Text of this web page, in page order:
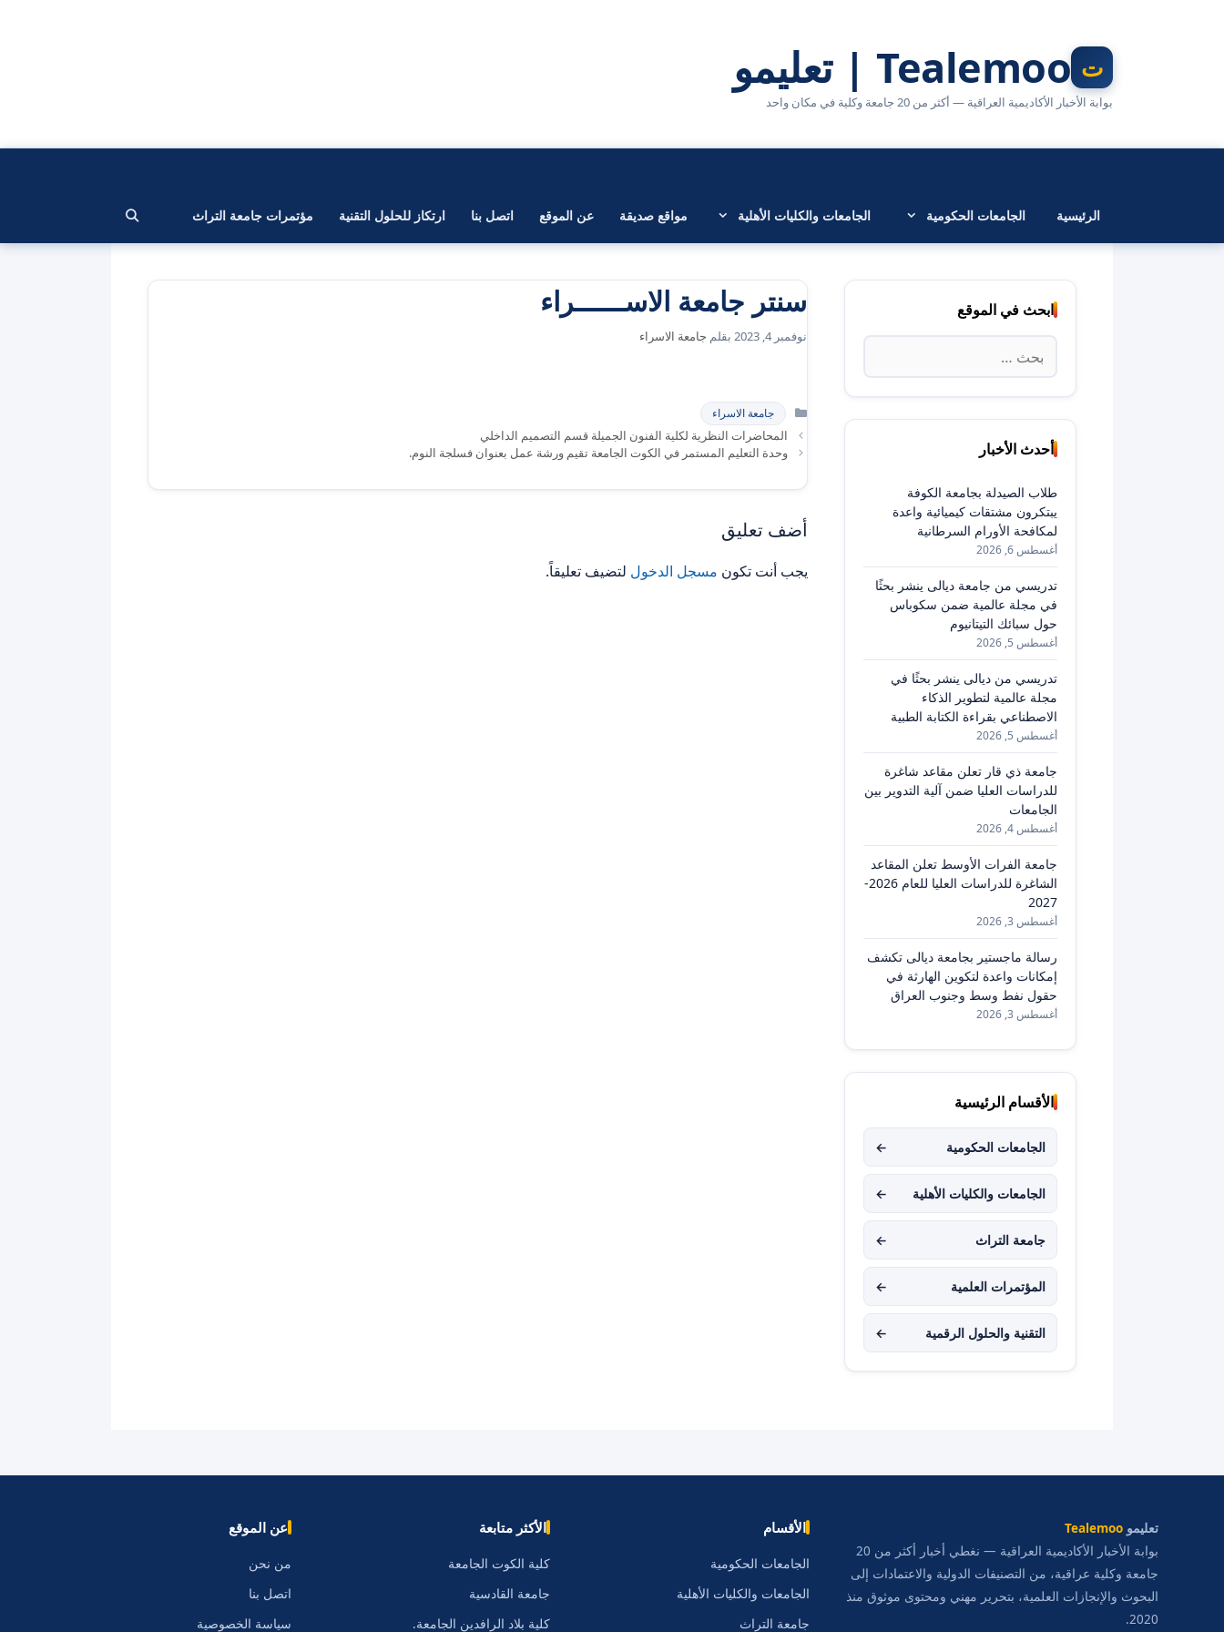
Tealemoo | تعليمو
بوابة الأخبار الأكاديمية العراقية — أكثر من 20 جامعة وكلية في مكان واحد
الرئيسية الجامعات الحكومية الجامعات والكليات الأهلية مواقع صديقة عن الموقع اتصل بنا ارتكاز للحلول التقنية مؤتمرات جامعة التراث
سنتر جامعة الاســــــراء
نوفمبر 4, 2023 بقلم جامعة الاسراء
التصنيفات
جامعة الاسراء
المحاضرات النظرية لكلية الفنون الجميلة قسم التصميم الداخلي
وحدة التعليم المستمر في الكوت الجامعة تقيم ورشة عمل بعنوان فسلجة النوم.
أضف تعليق
يجب أنت تكون مسجل الدخول لتضيف تعليقاً.
ابحث في الموقع
البحث
عن:
أحدث الأخبار
طلاب الصيدلة بجامعة الكوفة
يبتكرون مشتقات كيميائية واعدة
لمكافحة الأورام السرطانية
أغسطس 6, 2026
تدريسي من جامعة ديالى ينشر بحثًا
في مجلة عالمية ضمن سكوباس
حول سبائك التيتانيوم
أغسطس 5, 2026
تدريسي من ديالى ينشر بحثًا في
مجلة عالمية لتطوير الذكاء
الاصطناعي بقراءة الكتابة الطبية
أغسطس 5, 2026
جامعة ذي قار تعلن مقاعد شاغرة
للدراسات العليا ضمن آلية التدوير بين
الجامعات
أغسطس 4, 2026
جامعة الفرات الأوسط تعلن المقاعد
الشاغرة للدراسات العليا للعام 2026-
2027
أغسطس 3, 2026
رسالة ماجستير بجامعة ديالى تكشف
إمكانات واعدة لتكوين الهارثة في
حقول نفط وسط وجنوب العراق
أغسطس 3, 2026
الأقسام الرئيسية
الجامعات الحكومية ←
الجامعات والكليات الأهلية ←
جامعة التراث ←
المؤتمرات العلمية ←
التقنية والحلول الرقمية ←
تعليمو Tealemoo
بوابة الأخبار الأكاديمية العراقية — نغطي أخبار أكثر من 20
جامعة وكلية عراقية، من التصنيفات الدولية والاعتمادات إلى
البحوث والإنجازات العلمية، بتحرير مهني ومحتوى موثوق منذ
2020.
الأقسام
الجامعات الحكومية
الجامعات والكليات الأهلية
جامعة التراث
الأكثر متابعة
كلية الكوت الجامعة
جامعة القادسية
كلية بلاد الرافدين الجامعة.
عن الموقع
من نحن
اتصل بنا
سياسة الخصوصية